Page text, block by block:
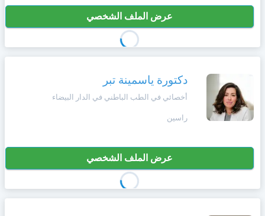
عرض الملف الشخصي
دكتورة ياسمينة تبر
أخصائي في الطب الباطني في الدار البيضاء
راسين
عرض الملف الشخصي